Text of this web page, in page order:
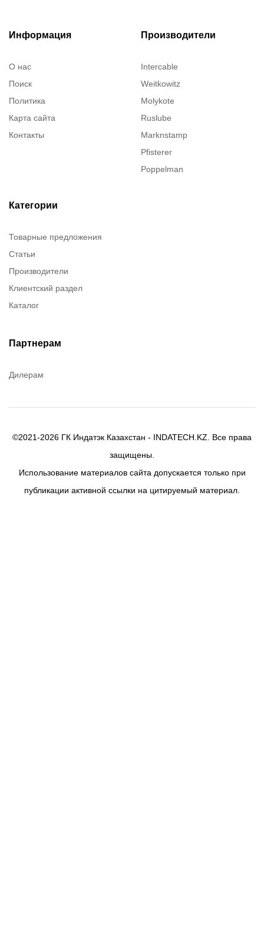
Информация
О нас
Поиск
Политика
Карта сайта
Контакты
Производители
Intercable
Weitkowitz
Molykote
Ruslube
Marknstamp
Pfisterer
Poppelman
Категории
Товарные предложения
Статьи
Производители
Клиентский раздел
Каталог
Партнерам
Дилерам
©2021-2026 ГК Индатэк Казахстан - INDATECH.KZ. Все права
защищены.
Использование материалов сайта допускается только при
публикации активной ссылки на цитируемый материал.